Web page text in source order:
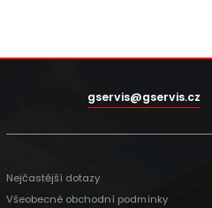
gservis@gservis.cz
Nejčastější dotazy
Všeobecné obchodní podmínky